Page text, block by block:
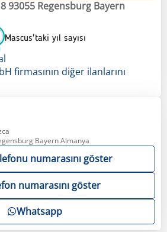
93055 Regensburg Bayern
Mascus'taki yıl sayısı
firmasının diğer ilanlarını
Bayern Almanya
numarasını göster
numarasını göster
Whatsapp